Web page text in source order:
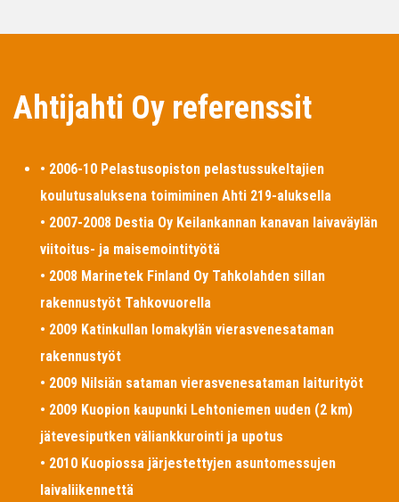
Ahtijahti Oy referenssit
• 2006-10 Pelastusopiston pelastussukeltajien
koulutusaluksena toimiminen Ahti 219-aluksella
• 2007-2008 Destia Oy Keilankannan kanavan laivaväylän
viitoitus- ja maisemointityötä
• 2008 Marinetek Finland Oy Tahkolahden sillan
rakennustyöt Tahkovuorella
• 2009 Katinkullan lomakylän vierasvenesataman
rakennustyöt
• 2009 Nilsiän sataman vierasvenesataman laiturityöt
• 2009 Kuopion kaupunki Lehtoniemen uuden (2 km)
jätevesiputken väliankkurointi ja upotus
• 2010 Kuopiossa järjestettyjen asuntomessujen
laivaliikennettä